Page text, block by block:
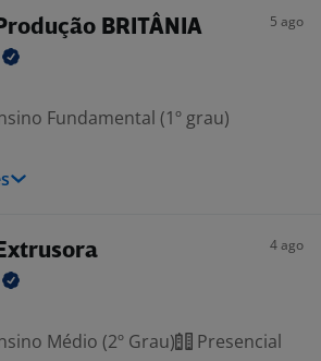
BRITÂNIA 5 ago
Fundamental (1º grau)
4 ago
Médio (2º Grau)
Presencial